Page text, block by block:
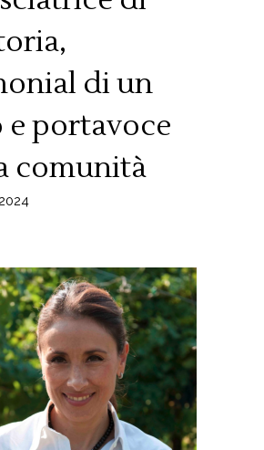
di un
portavoce
comunità